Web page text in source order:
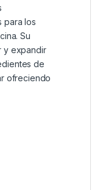
para los
Su
y expandir
de
ofreciendo